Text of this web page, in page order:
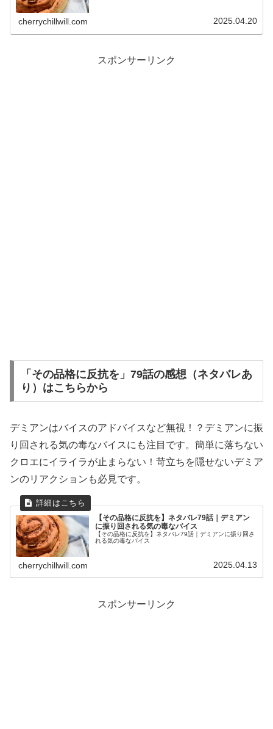
cherrychillwill.com 2025.04.20
スポンサーリンク
「その品格に反抗を」79話の感想（ネタバレあ
り）はこちらから
デミアンはバイスのアドバイスなど無視！？デミアンに振
り回される気の毒なバイスにも注目です。簡単に落ちない
クロエにイライラが止まらない！苛立ちを隠せないデミア
ンのリアクションも必見です。
【その品格に反抗を】ネタバレ79話｜デミアン
に振り回される気の毒なバイス
【その品格に反抗を】ネタバレ79話｜デミアンに振り回さ
れる気の毒なバイス
cherrychillwill.com 2025.04.13
スポンサーリンク